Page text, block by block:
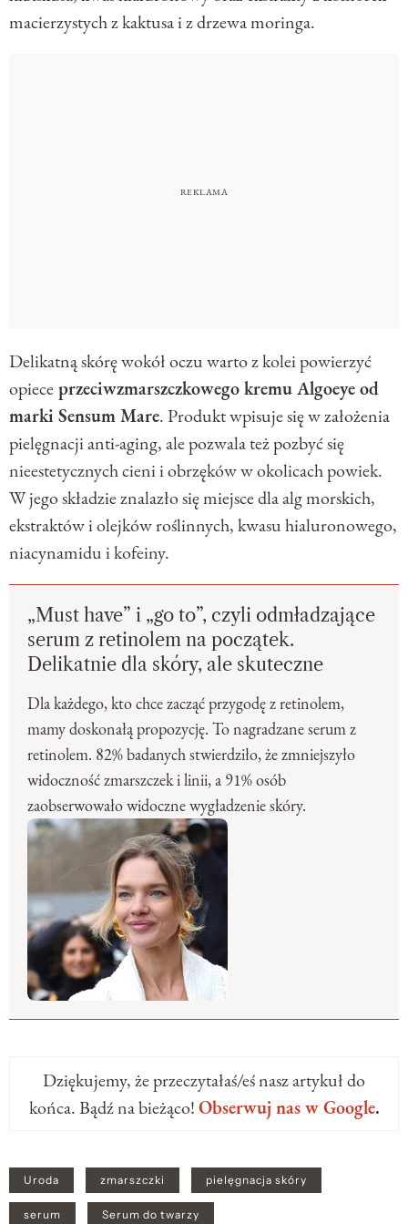
macierzystych z kaktusa i z drzewa moringa.
Delikatną skórę wokół oczu warto z kolei powierzyć
opieceprzeciwzmarszczkowego kremu Algoeye od
marki Sensum Mare. Produkt wpisuje się w założenia
pielęgnacji anti-aging, ale pozwala też pozbyć się
nieestetycznych cieni i obrzęków w okolicach powiek.
W jego składzie znalazło się miejsce dla alg morskich,
ekstraktów i olejków roślinnych, kwasu hialuronowego,
niacynamidu i kofeiny.
„Must have” i „go to”, czyli odmładzające
serum z retinolem na początek.
Delikatnie dla skóry, ale skuteczne
Dla każdego, kto chce zacząć przygodę z retinolem,
mamy doskonałą propozycję. To nagradzane serum z
retinolem. 82% badanych stwierdziło, że zmniejszyło
widoczność zmarszczek i linii, a 91% osób
zaobserwowało widoczne wygładzenie skóry.
Dziękujemy, że przeczytałaś/eś nasz artykuł do
końca. Bądź na bieżąco!Obserwuj nas w Google.
Uroda zmarszczki pielęgnacja skóry
serum Serum do twarzy